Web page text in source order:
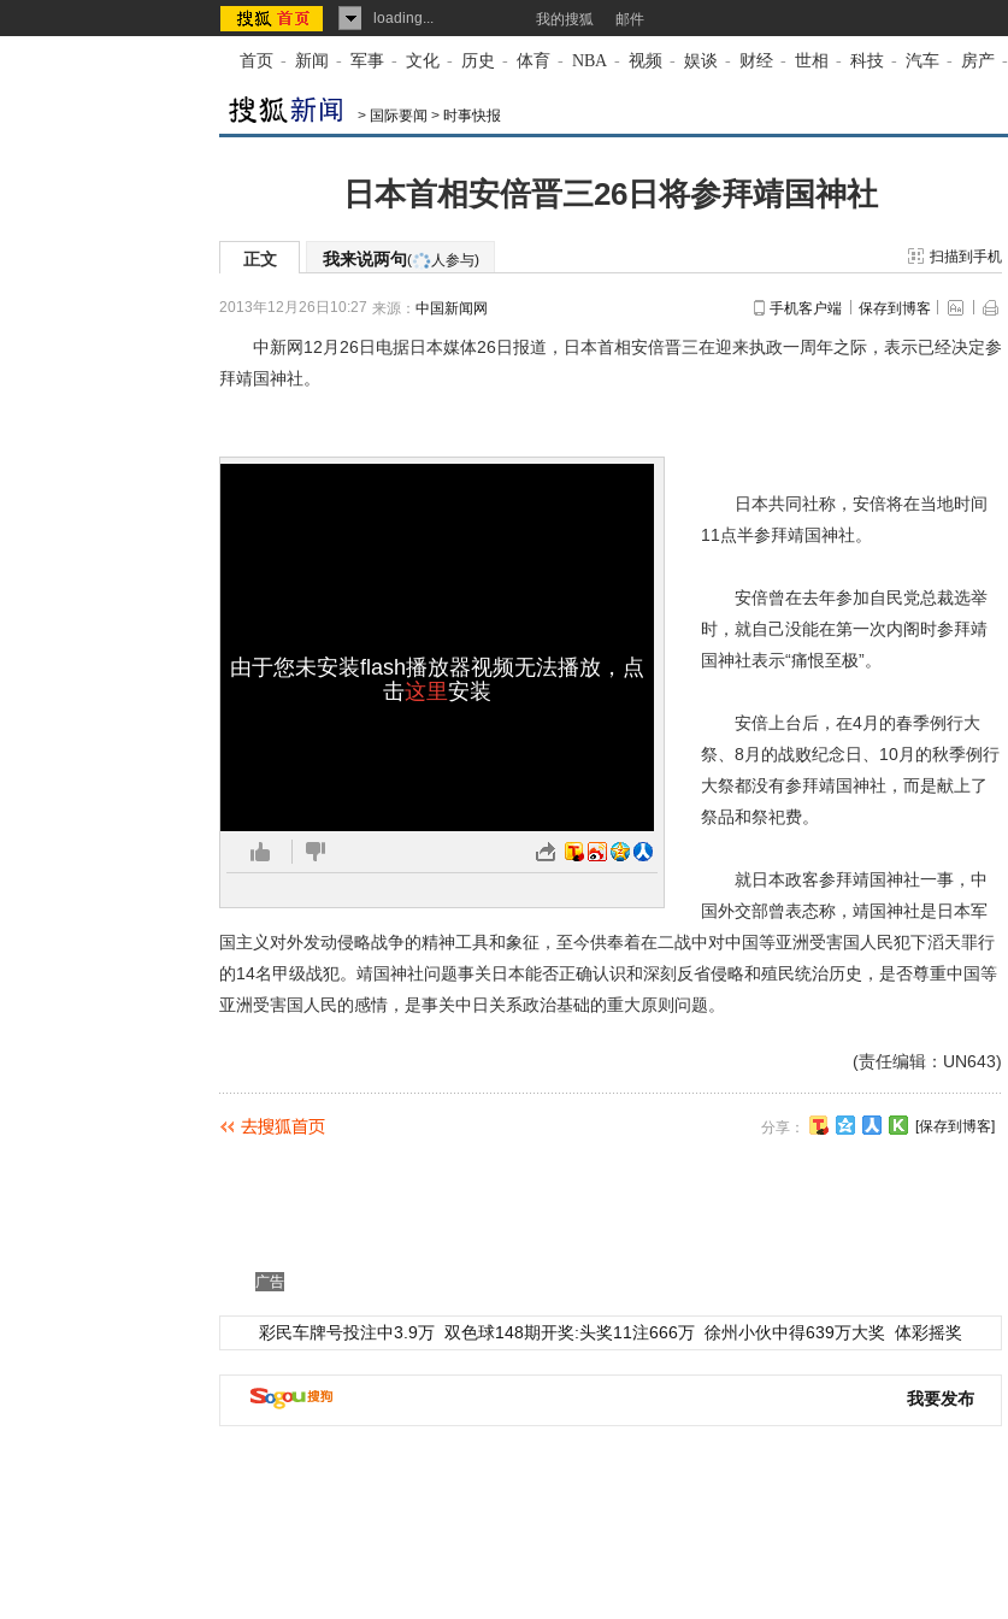
loading... 我的搜狐 邮件
首页 - 新闻 - 军事 - 文化 - 历史 - 体育 - NBA - 视频 - 娱谈 - 财经 - 世相 - 科技 - 汽车 - 房产 -
> 国际要闻 > 时事快报
日本首相安倍晋三26日将参拜靖国神社
正文 我来说两句( 人参与) 扫描到手机
2013年12月26日10:27 来源： 中国新闻网 手机客户端 保存到博客
中新网12月26日电据日本媒体26日报道，日本首相安倍晋三在迎来执政一周年之际，表示已经决定参
拜靖国神社。
由于您未安装flash播放器视频无法播放，点
击这里安装
日本共同社称，安倍将在当地时间
11点半参拜靖国神社。
安倍曾在去年参加自民党总裁选举
时，就自己没能在第一次内阁时参拜靖
国神社表示“痛恨至极”。
安倍上台后，在4月的春季例行大
祭、8月的战败纪念日、10月的秋季例行
大祭都没有参拜靖国神社，而是献上了
祭品和祭祀费。
就日本政客参拜靖国神社一事，中
国外交部曾表态称，靖国神社是日本军
国主义对外发动侵略战争的精神工具和象征，至今供奉着在二战中对中国等亚洲受害国人民犯下滔天罪行
的14名甲级战犯。靖国神社问题事关日本能否正确认识和深刻反省侵略和殖民统治历史，是否尊重中国等
亚洲受害国人民的感情，是事关中日关系政治基础的重大原则问题。
(责任编辑：UN643)
分享： [保存到博客]
广告
彩民车牌号投注中3.9万 双色球148期开奖:头奖11注666万 徐州小伙中得639万大奖 体彩摇奖
我要发布